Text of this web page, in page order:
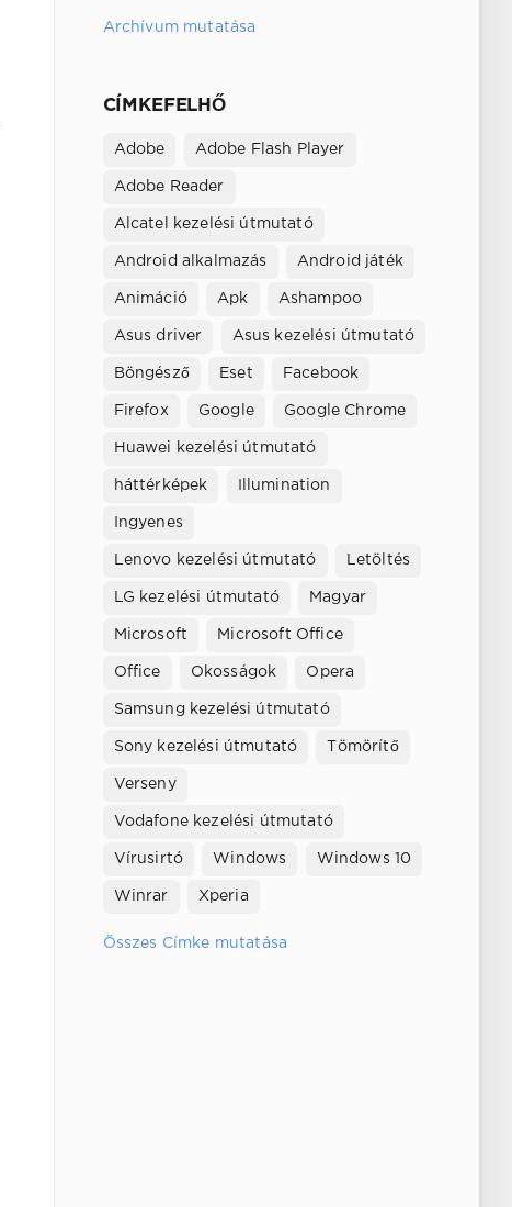
Archívum mutatása
CÍMKEFELHŐ
Adobe Adobe Flash Player
Adobe Reader
Alcatel kezelési útmutató
Android alkalmazás Android játék
Animáció Apk Ashampoo
Asus driver Asus kezelési útmutató
Böngésző Eset Facebook
Firefox Google Google Chrome
Huawei kezelési útmutató
háttérképek Illumination
Ingyenes
Lenovo kezelési útmutató Letöltés
LG kezelési útmutató Magyar
Microsoft Microsoft Office
Office Okosságok Opera
Samsung kezelési útmutató
Sony kezelési útmutató Tömörítő
Verseny
Vodafone kezelési útmutató
Vírusirtó Windows Windows 10
Winrar Xperia
Összes Címke mutatása